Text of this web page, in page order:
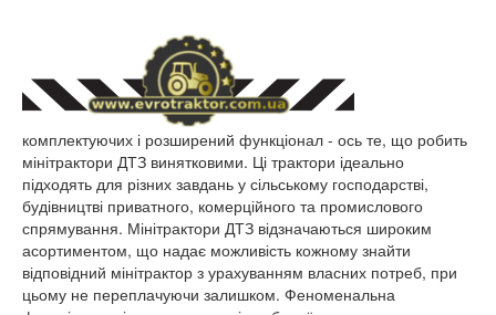
комплектуючих і розширений функціонал - ось те, що робить
мінітрактори ДТЗ винятковими. Ці трактори ідеально
підходять для різних завдань у сільському господарстві,
будівництві приватного, комерційного та промислового
спрямування. Мінітрактори ДТЗ відзначаються широким
асортиментом, що надає можливість кожному знайти
відповідний мінітрактор з урахуванням власних потреб, при
цьому не переплачуючи залишком. Феноменальна